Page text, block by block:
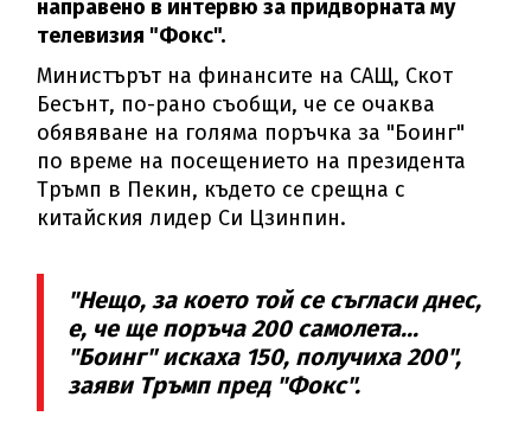
направено в интервю за придворната му
телевизия "Фокс".
Министърът на финансите на САЩ, Скот
Бесънт, по-рано съобщи, че се очаква
обявяване на голяма поръчка за "Боинг"
по време на посещението на президента
Тръмп в Пекин, където се срещна с
китайския лидер Си Цзинпин.
"Нещо, за което той се съгласи днес,
е, че ще поръча 200 самолета...
"Боинг" искаха 150, получиха 200",
заяви Тръмп пред "Фокс".